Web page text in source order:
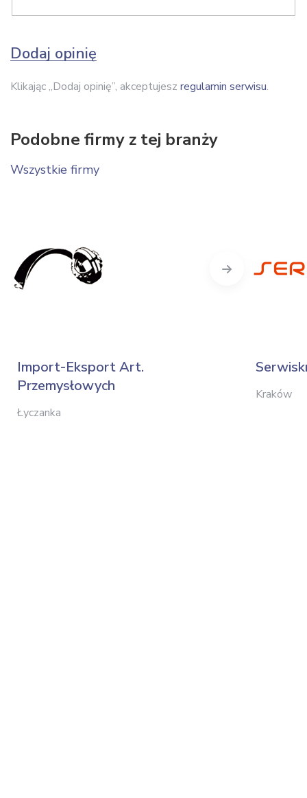
Dodaj opinię
Klikając „Dodaj opinię”, akceptujesz regulamin serwisu.
Podobne firmy z tej branży
Wszystkie firmy
Import-Eksport Art.
Przemysłowych
Łyczanka
Kraków
Next